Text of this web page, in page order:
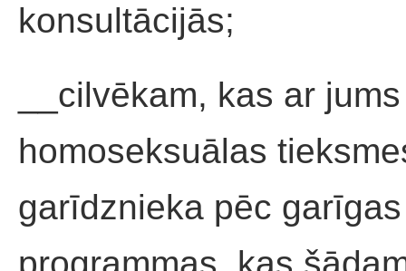
konsultācijās;
__cilvēkam, kas ar
homoseksuālas
garīdznieka pēc